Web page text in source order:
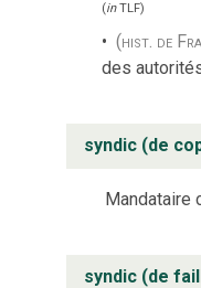
(inTLF)
(hist. de
des
syndic (de
Mandataire
syndic (de